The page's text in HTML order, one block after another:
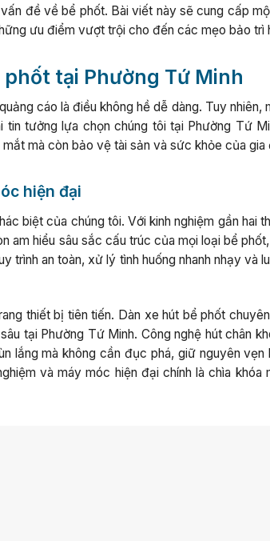
đề về bể phốt. Bài viết này sẽ cung cấp
ưu điểm vượt trội cho đến các mẹo bảo trì
tại Phường Tứ Minh
cáo là điều không hề dễ dàng. Tuy
tưởng lựa chọn chúng tôi tại Phường Tứ
mà còn bảo vệ tài sản và sức khỏe của gia
hiện đại
biệt của chúng tôi. Với kinh nghiệm gần hai
am hiểu sâu sắc cấu trúc của mọi loại bể
trình an toàn, xử lý tình huống nhanh nhạy và
thiết bị tiên tiến. Dàn xe hút bể phốt
tại Phường Tứ Minh. Công nghệ hút chân
lắng mà không cần đục phá, giữ nguyên
và máy móc hiện đại chính là chìa